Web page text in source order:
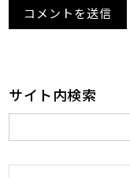
サイト内検索